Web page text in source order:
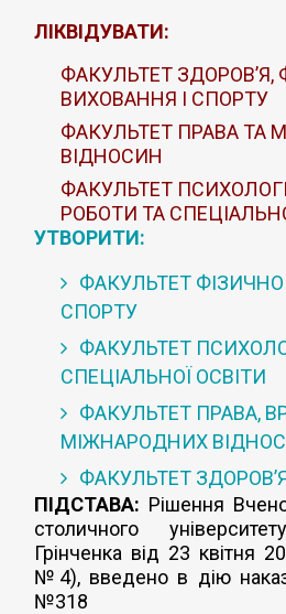
ЛІКВІДУВАТИ:
ФАКУЛЬТЕТ ЗДОРОВ’Я,
ВИХОВАННЯ І СПОРТУ
ФАКУЛЬТЕТ ПРАВА ТА
ВІДНОСИН
ФАКУЛЬТЕТ
РОБОТИ ТА
УТВОРИТИ:
ФАКУЛЬТЕТ
СПОРТУ
ФАКУЛЬТЕТ
СПЕЦІАЛЬНОЇ ОСВІТИ
ФАКУЛЬТЕТ ПРАВА,
МІЖНАРОДНИХ
ФАКУЛЬТЕТ
ПІДСТАВА: Рішення
столичного
Грінченка від 23 квітня
№4), введено в дію
№318